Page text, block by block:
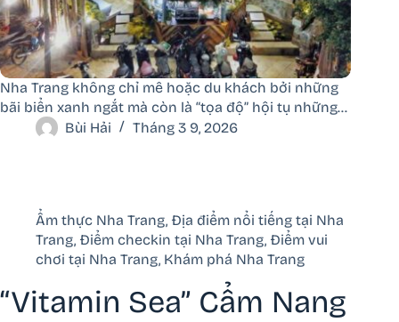
Nha Trang không chỉ mê hoặc du khách bởi những
bãi biển xanh ngắt mà còn là “tọa độ” hội tụ những…
Bùi Hải
Tháng 3 9, 2026
Ẩm thực Nha Trang, Địa điểm nổi tiếng tại Nha
Trang, Điểm checkin tại Nha Trang, Điểm vui
chơi tại Nha Trang, Khám phá Nha Trang
“Vitamin Sea” Cẩm Nang